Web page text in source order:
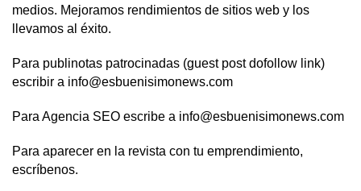
medios. Mejoramos rendimientos de sitios web y los
llevamos al éxito.
Para publinotas patrocinadas (guest post dofollow link)
escribir a info@esbuenisimonews.com
Para Agencia SEO escribe a info@esbuenisimonews.com
Para aparecer en la revista con tu emprendimiento,
escríbenos.